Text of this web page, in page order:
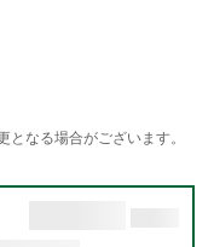
なる場合がございます。